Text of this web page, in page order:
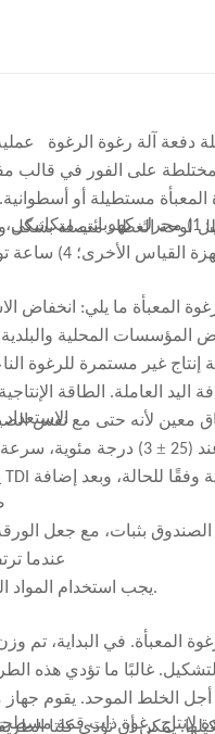
لبدء إنتاج الرغوة
الأساسية والمواد الخام
بما في ذلك الكثافة
رتبنا له مراجعة عملية إنتاج
المتعددة بطريقة
التشغيل، وافق العميل على
دفعة آلة رغوة الرغوة
على الفور في قالب
مستطيلة أو
المنصة،
المعبأة ما يلي:
المؤسسات المحلية
غير مستمرة للرغوة
اليد العاملة. الطاقة
معين لأنه حتى مع نفس
(25
±
الصندوق بثبات، مع جعل
6) عندما
7) يجب استخدام المواد المضافة كما هو محدد، ويجب عدم ترك المواد المخلوطة لفترة طويلة.
المعبأة. في البداية، تم
غالبًا ما تؤدي هذه
الخلط الموحد. يقوم جهاز
يمكن أن تؤدي كلتا
لإنتاج رغوة ذات قمة